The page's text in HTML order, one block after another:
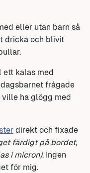
eller utan barn så
dricka och blivit
ett kalas med
frågade
ha glögg med
direkt och fixade
färdigt på bordet,
i micron). Ingen
för mig.